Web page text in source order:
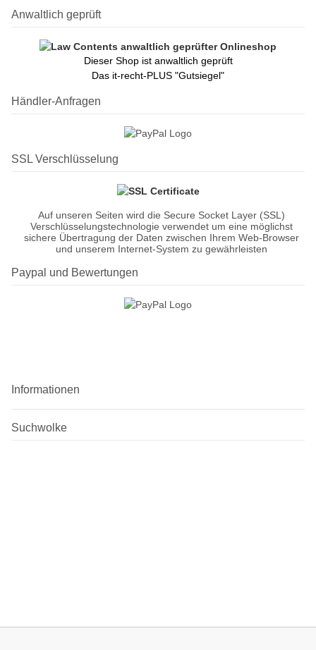
Anwaltlich geprüft
Dieser Shop ist anwaltlich geprüft
Das it-recht-PLUS "Gutsiegel"
Händler-Anfragen
SSL Verschlüsselung
Auf unseren Seiten wird die Secure Socket Layer (SSL)
Verschlüsselungstechnologie verwendet um eine möglichst
sichere Übertragung der Daten zwischen Ihrem Web-Browser
und unserem Internet-System zu gewährleisten
Paypal und Bewertungen
Informationen
Suchwolke